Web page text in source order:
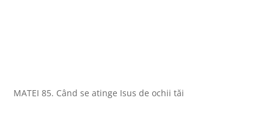
MATEI 85. Când se atinge Isus de ochii tăi